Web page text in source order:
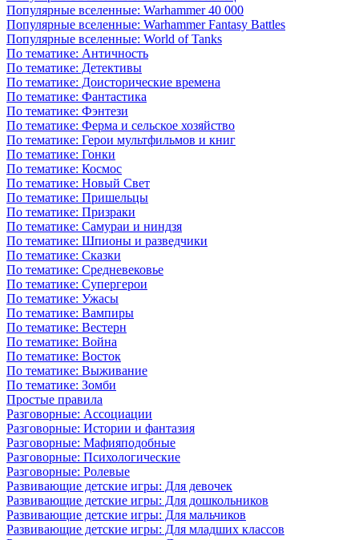
Популярные вселенные: Warhammer 40 000
Популярные вселенные: Warhammer Fantasy Battles
Популярные вселенные: World of Tanks
По тематике: Античность
По тематике: Детективы
По тематике: Доисторические времена
По тематике: Фантастика
По тематике: Фэнтези
По тематике: Ферма и сельское хозяйство
По тематике: Герои мультфильмов и книг
По тематике: Гонки
По тематике: Космос
По тематике: Новый Свет
По тематике: Пришельцы
По тематике: Призраки
По тематике: Самураи и ниндзя
По тематике: Шпионы и разведчики
По тематике: Сказки
По тематике: Средневековье
По тематике: Супергерои
По тематике: Ужасы
По тематике: Вампиры
По тематике: Вестерн
По тематике: Война
По тематике: Восток
По тематике: Выживание
По тематике: Зомби
Простые правила
Разговорные: Ассоциации
Разговорные: Истории и фантазия
Разговорные: Мафияподобные
Разговорные: Психологические
Разговорные: Ролевые
Развивающие детские игры: Для девочек
Развивающие детские игры: Для дошкольников
Развивающие детские игры: Для мальчиков
Развивающие детские игры: Для младших классов